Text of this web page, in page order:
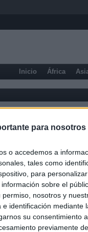
para nosotros
o accedemos a
tales como
para
sobre el
nosotros y
identificación mediante
su consentimiento
previamente
Inicio África